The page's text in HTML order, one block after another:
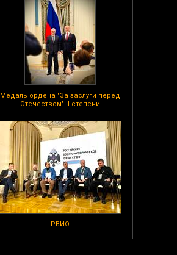
Медаль ордена "За заслуги перед
Отечеством" II степени
РВИО